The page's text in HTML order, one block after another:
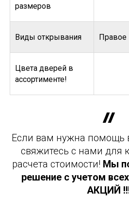
размеров
Виды открывания Правое
Цвета дверей в
ассортименте!
Если вам нужна помощь
свяжитесь с нами для
расчета стоимости! Мы
решение с учетом
АКЦИЙ